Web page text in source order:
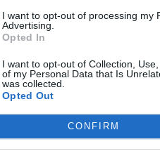
I want to opt-out of processing my
Advertising.
Opted In
I want to opt-out of Collection,
of my Personal Data that Is
was collected.
Opted Out
CONFIRM